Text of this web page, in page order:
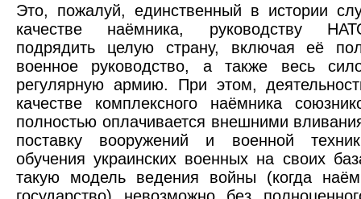
Это, пожалуй, единственный в истории
качестве наёмника, руководству
подрядить целую страну, включая её
военное руководство, а также весь
регулярную армию. При этом,
качестве комплексного наёмника
полностью оплачивается внешними
поставку вооружений и военной
обучения украинских военных на своих
такую модель ведения войны (когда